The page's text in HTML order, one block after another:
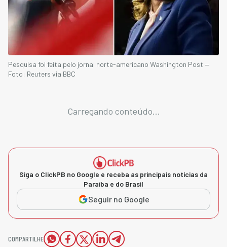
Pesquisa foi feita pelo jornal norte-americano Washington Post —
Foto: Reuters via BBC
Carregando conteúdo...
Siga o ClickPB no Google e receba as principais notícias da
Paraíba e do Brasil
Seguir no Google
COMPARTILHE